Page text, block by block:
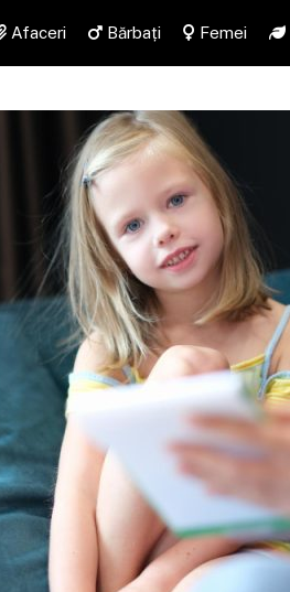
Afaceri Bărbați Femei